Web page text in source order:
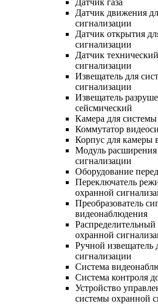
Датчик движения
сигнализации
Датчик открытия
сигнализации
Датчик
сигнализации
Извещатель для
сигнализации
Извещатель
сейсмический
Камера для
Коммутатор
Корпус для камеры
Модуль
сигнализации
Оборудование
Переключатель
охранной
Преобразователь
видеонаблюдения
охранной
Ручной извещатель
сигнализации
Система
Система контроля
Устройство
системы охранной